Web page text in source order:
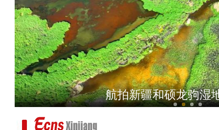
新疆：在“蚊虫王国”巡边
航拍新疆和硕龙驹湿